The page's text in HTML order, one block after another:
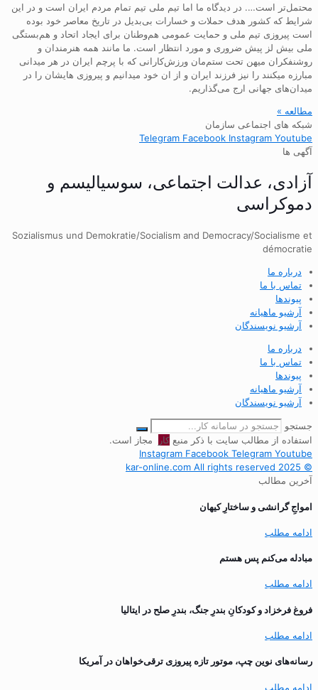
محتمل‌تر است…. در دیدگاه ما اما تیم ملی تیم تمام مردم ایران است و در این
شرایط که کشور هدف حملات و خسارات بی‌بدیل در تاریخ معاصر خود بوده
است پیروزی تیم ملی و حمایت عمومی هم‌وطنان برای ایجاد اتحاد و هم‌بستگی
ملی بیش لز پیش ضروری و مورد انتظار است. ما مانند همه هنرمندان و
روشنفکران میهن تحت ستم‌مان ورزش‌کارانی که با پرچم ایران در هر میدانی
مبارزه میکنند را نیز فرزند ایران و از ان خود میدانیم و پیروزی هایشان را در
میدان‌های جهانی ارج می‌گذاریم.
مطالعه »
شبکه های اجتماعی سازمان
Telegram Facebook Instagram Youtube
آگهی ها
آزادی، عدالت اجتماعی، سوسیالیسم و
دموکراسی
Sozialismus und Demokratie/Socialism and Democracy/Socialisme et
démocratie
درباره ما
تماس با ما
پیوندها
آرشیو ماهیانه
آرشیو نویسندگان
درباره ما
تماس با ما
پیوندها
آرشیو ماهیانه
آرشیو نویسندگان
جستجو
استفاده از مطالب سایت با ذکر منبعکار
مجاز است.
Instagram Facebook Telegram Youtube
© 2025 kar-online.com All rights reserved
آخرین مطالب
‌امواجِ گرانشی و ساختارِ کیهان
ادامه مطلب
مبادله می‌کنم پس هستم
ادامه مطلب
فروغ فرخزاد و کودکانِ بندرِ جنگ، بندرِ صلح در ایتالیا
ادامه مطلب
رسانه‌های نوین چپ، موتور تازه پیروزی ترقی‌خواهان در آمریکا
ادامه مطلب